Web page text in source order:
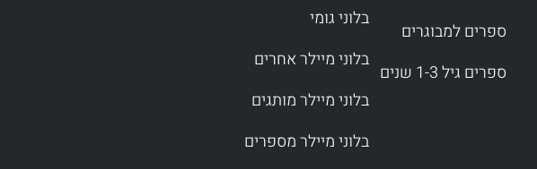
ספרים למבוגרים
ספרים גיל 1-3 שנים
בלוני גומי
בלוני מיילר אחרים
בלוני מיילר מותגים
בלוני מיילר מספרים